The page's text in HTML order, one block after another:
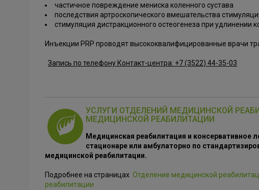
частичное повреждение мениска коленного сустава
последствия артроскопического вмешательства
стимуляция дистракционного остеогенеза при удлинении
Инъекции PRP проводят высококвалифицированные врачи
Запись по телефону Контакт-центра: +7 (3522) 44-35-03
УСЛУГИ ОТДЕЛЕНИЙ МЕДИЦИНСКОЙ
МЕДИЦИНСКОЙ РЕАБИЛИТАЦИИ
Медицинская реабилитация и консервативное
стационаре или амбулаторно по
медицинской реабилитации.
Подробнее на страницахОтделение медицинской
реабилитации